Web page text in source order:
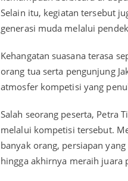
Selain itu, kegiatan tersebut
generasi muda melalui
Kehangatan suasana terasa
orang tua serta pengunjung
atmosfer kompetisi yang
Salah seorang peserta, Petra
melalui kompetisi tersebut.
banyak orang, persiapan
hingga akhirnya meraih juara